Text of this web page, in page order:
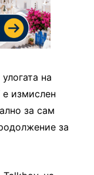
на
е измислен
за сам
за